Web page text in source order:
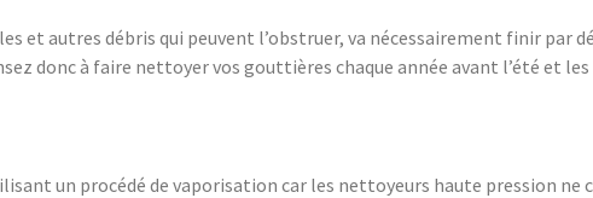
et autres débris qui peuvent l’obstruer, va nécessairement finir par
donc à faire nettoyer vos gouttières chaque année avant l’été et
un procédé de vaporisation car les nettoyeurs haute pression ne